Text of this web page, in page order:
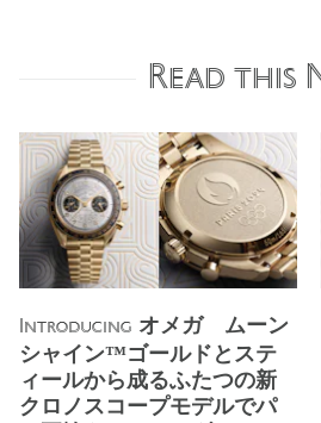
Read this
Introducing オメガ ムーン
シャイン™ゴールドとステ
ィールから成るふたつの新
クロノスコープモデルでパ